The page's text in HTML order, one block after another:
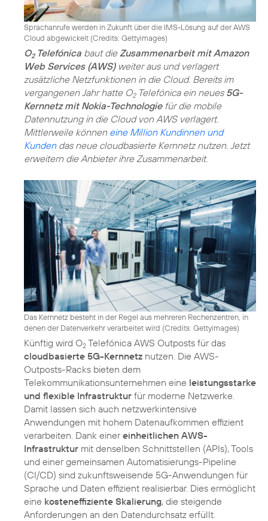
Sprachanrufe werden in Zukunft über die IMS-Lösung auf der AWS
Cloud abgewickelt (Credits: Gettyimages)
O2Telefónica baut die Zusammenarbeit mit Amazon
Web Services (AWS)weiter aus und verlagert
zusätzliche Netzfunktionen in die Cloud. Bereits im
vergangenen Jahr hatte O2Telefónica ein neues 5G-
Kernnetz mit Nokia-Technologiefür die mobile
Datennutzung in die Cloud von AWS verlagert.
Mittlerweile können eine Million Kundinnen und
Kundendas neue cloudbasierte Kernnetz nutzen. Jetzt
erweitern die Anbieter ihre Zusammenarbeit.
Das Kernnetz besteht in der Regel aus mehreren Rechenzentren, in
denen der Datenverkehr verarbeitet wird (Credits: Gettyimages)
Künftig wird O2 Telefónica AWS Outposts für das
cloudbasierte 5G-Kernnetz nutzen. Die AWS-
Outposts-Racks bieten dem
Telekommunikationsunternehmen eine leistungsstarke
und flexible Infrastruktur für moderne Netzwerke.
Damit lassen sich auch netzwerkintensive
Anwendungen mit hohem Datenaufkommen effizient
verarbeiten. Dank einereinheitlichen AWS-
Infrastruktur mit denselben Schnittstellen (APIs), Tools
und einer gemeinsamen Automatisierungs-Pipeline
(CI/CD) sind zukunftsweisende 5G-Anwendungen für
Sprache und Daten effizient realisierbar. Dies ermöglicht
eine kosteneffiziente Skalierung, die steigende
Anforderungen an den Datendurchsatz erfüllt.